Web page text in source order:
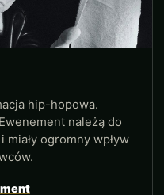
hip-hopowa.
należą do
ogromny wpływ